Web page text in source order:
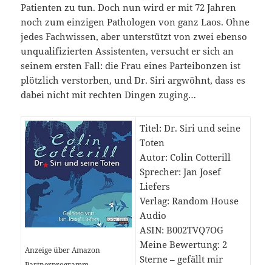
Patienten zu tun. Doch nun wird er mit 72 Jahren
noch zum einzigen Pathologen von ganz Laos. Ohne
jedes Fachwissen, aber unterstützt von zwei ebenso
unqualifizierten Assistenten, versucht er sich an
seinem ersten Fall: die Frau eines Parteibonzen ist
plötzlich verstorben, und Dr. Siri argwöhnt, dass es
dabei nicht mit rechten Dingen zuging…
Anzeige über Amazon
Titel: Dr. Siri und seine
Toten
Autor: Colin Cotterill
Sprecher: Jan Josef
Liefers
Verlag: Random House
Audio
ASIN: B002TVQ7OG
Meine Bewertung: 2
Sterne – gefällt mir